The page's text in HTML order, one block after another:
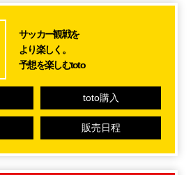
サッカー観戦を
より楽しく。
予想を楽しむtoto
toto購入
販売日程